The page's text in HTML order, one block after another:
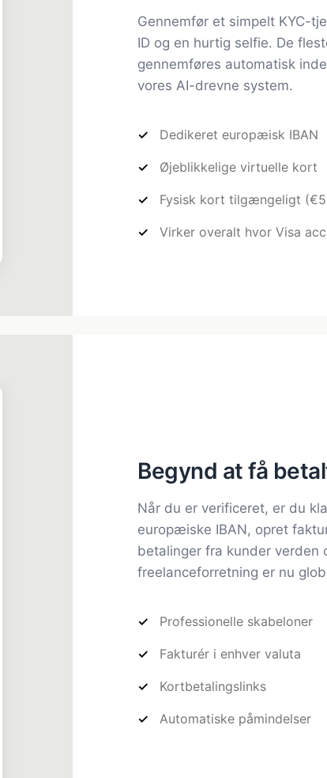
Gennemfør et simpelt KYC-
ID og en hurtig selfie. De
gennemføres automatisk
vores AI-drevne system.
Dedikeret europæisk IBAN
Øjeblikkelige virtuelle kort
Fysisk kort tilgængeligt (€5
Virker overalt hvor Visa
Begynd at få
Når du er verificeret, er du
europæiske IBAN, opret
betalinger fra kunder verden
freelanceforretning er nu
Professionelle skabeloner
Fakturér i enhver valuta
Kortbetalingslinks
Automatiske påmindelser